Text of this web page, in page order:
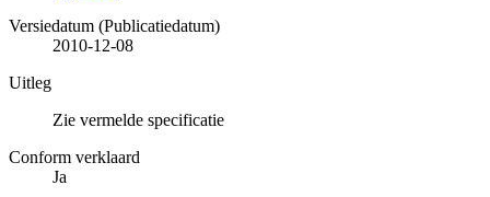
Versiedatum (Publicatiedatum)
2010-12-08
Uitleg
Zie vermelde specificatie
Conform verklaard
Ja